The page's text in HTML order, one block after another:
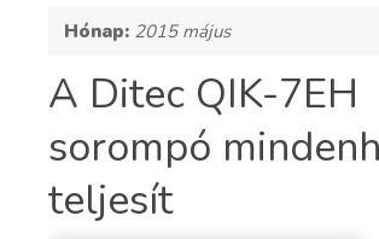
Hónap: 2015 május
A Ditec QIK-7EH
sorompó
teljesít